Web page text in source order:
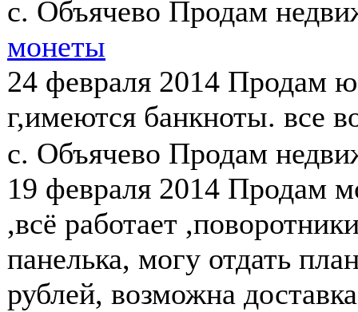
с. Объячево Продам
монеты
24 февраля 2014 Продам
г,имеются банкноты. все
с. Объячево Продам
19 февраля 2014 Продам
,всё работает
панелька, могу отдать
рублей, возможна